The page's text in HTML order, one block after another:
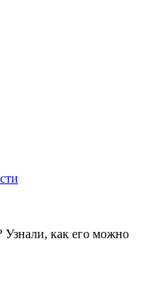
Узнали, как его можно